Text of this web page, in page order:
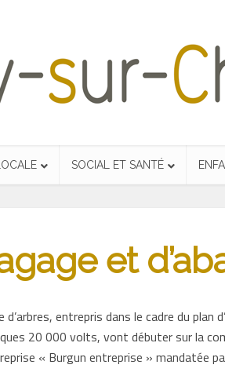
SOCIAL ET SANTÉ
et
entrepris dans le cadre du plan
20 000 volts, vont débuter sur la
« Burgun entreprise » mandatée